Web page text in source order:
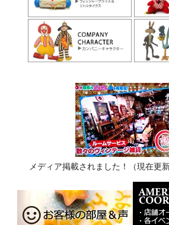
メディア掲載されました！（現在更